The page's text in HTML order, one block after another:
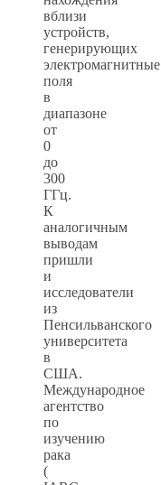
вблизи
устройств,
генерирующих
электромагнитные
поля
в
диапазоне
от
0
до
300
ГГц.
К
аналогичным
выводам
пришли
и
исследователи
из
Пенсильванского
университета
в
США.
Международное
агентство
по
изучению
рака
(